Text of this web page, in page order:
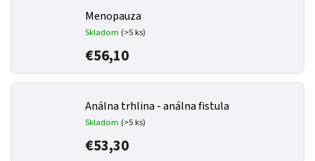
Menopauza
Skladom (>5 ks)
€56,10
Análna trhlina - análna fistula
Skladom (>5 ks)
€53,30